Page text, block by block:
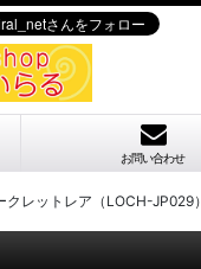
お問い合わせ
レットレア（LOCH-JP029）